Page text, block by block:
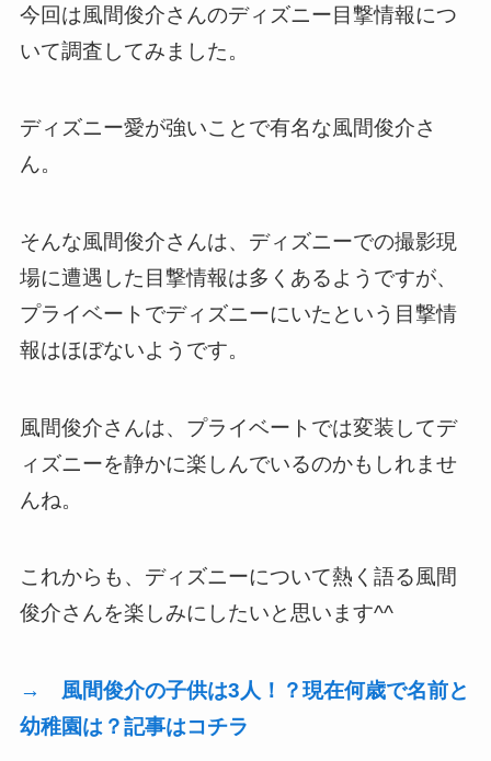
今回は風間俊介さんのディズニー目撃情報につ
いて調査してみました。
ディズニー愛が強いことで有名な風間俊介さ
ん。
そんな風間俊介さんは、ディズニーでの撮影現
場に遭遇した目撃情報は多くあるようですが、
プライベートでディズニーにいたという目撃情
報はほぼないようです。
風間俊介さんは、プライベートでは変装してデ
ィズニーを静かに楽しんでいるのかもしれませ
んね。
これからも、ディズニーについて熱く語る風間
俊介さんを楽しみにしたいと思います^^
→ 風間俊介の子供は3人！？現在何歳で名前と
幼稚園は？記事はコチラ